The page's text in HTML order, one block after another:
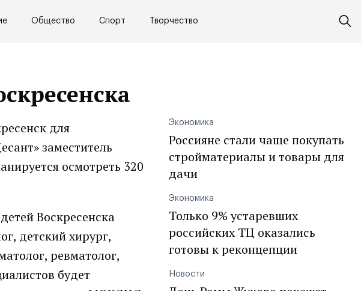
Общество Спорт Творчество
для
заместитель
осмотреть 320
Воскресенска
детский хирург,
ревматолог,
будет
Экономика
Россияне стали чаще покупать
стройматериалы и товары для
дачи
Экономика
Только 9% устаревших
российских ТЦ оказались
готовы к реконцепции
Новости